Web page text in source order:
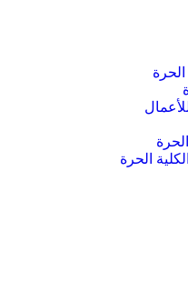
الحرة
الحرة